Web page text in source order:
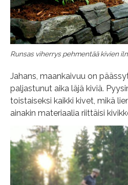
Runsas viherrys pehmentää kivien
Jahans, maankaivuu on
paljastunut aika läjä kiviä.
toistaiseksi kaikki kivet, mikä
ainakin materiaalia riittäisi